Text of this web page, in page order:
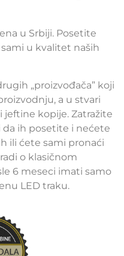
u Srbiji. Posetite
u kvalitet naših
„proizvođača” koji
a u stvari
jeftine kopije. Zatražite
ih posetite i nećete
ili ćete sami pronaći
o klasičnom
6 meseci imati samo
LED traku.